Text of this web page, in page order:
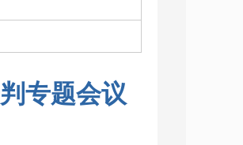
专题会议